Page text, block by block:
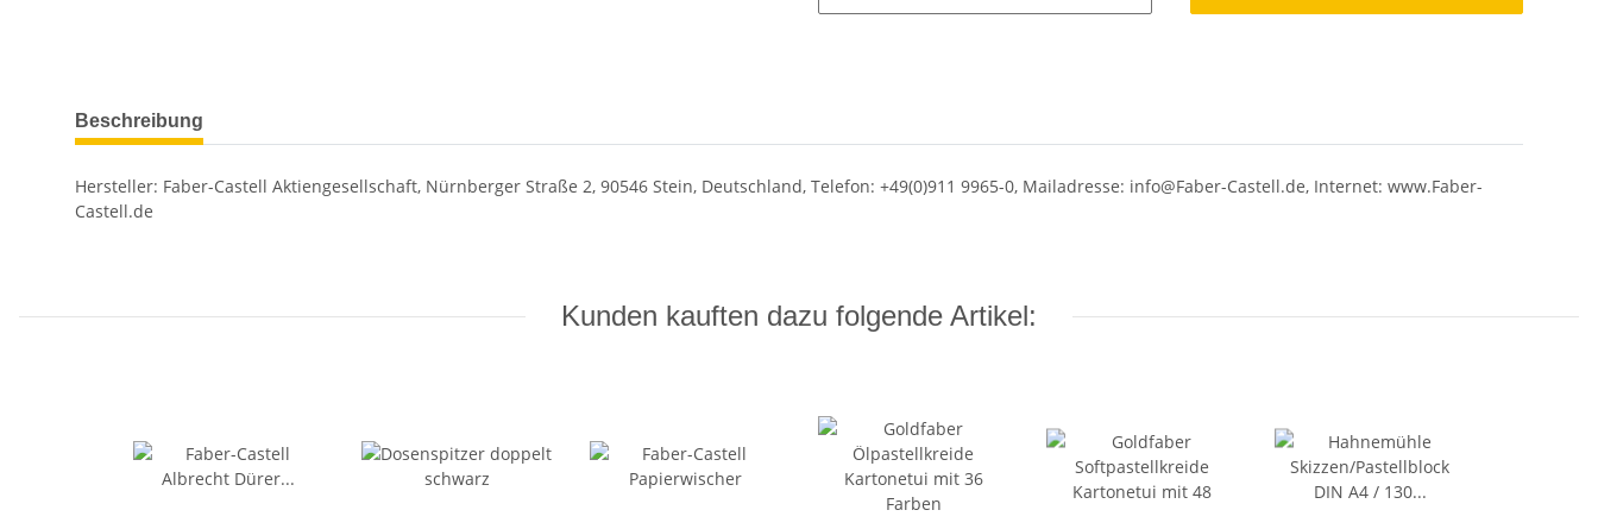
Beschreibung
Hersteller: Faber-Castell Aktiengesellschaft, Nürnberger Straße 2, 90546 Stein, Deutschland, Telefon: +49(0)911 9965-0, Mailadresse: info@Faber-Castell.de, Internet: www.Faber-
Castell.de
Kunden kauften dazu folgende Artikel: